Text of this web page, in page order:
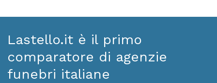
Lastello.it è il primo
comparatore di agenzie
funebri italiane